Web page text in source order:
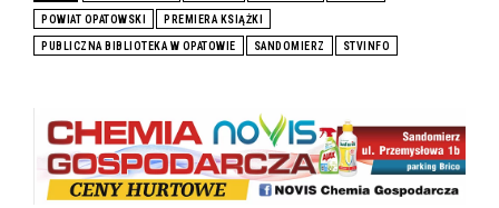
POWIAT OPATOWSKI PREMIERA KSIĄŻKI
PUBLICZNA BIBLIOTEKA W OPATOWIE SANDOMIERZ STVINFO